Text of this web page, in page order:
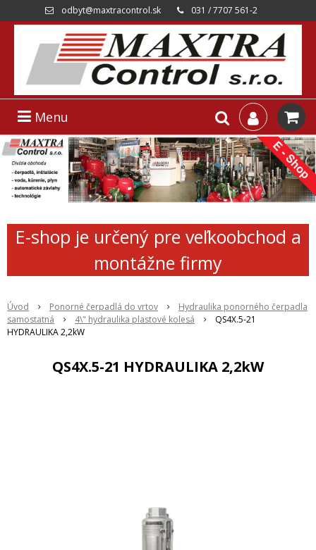
odbyt@maxtracontrol.sk 031 / 7707 561-2
Menu
E-shop je určený pre veľkoobchod a
montážne firmy
Úvod Ponorné čerpadlá do vrtov
Hydraulika ponorného čerpadla
samostatná
4\" hydraulika plastové kolesá
QS4X.5-21
HYDRAULIKA 2,2kW
QS4X.5-21 HYDRAULIKA 2,2kW